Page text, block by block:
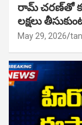
రామ్ చరణ్‌తో
లక్షలు
May 29, 2026